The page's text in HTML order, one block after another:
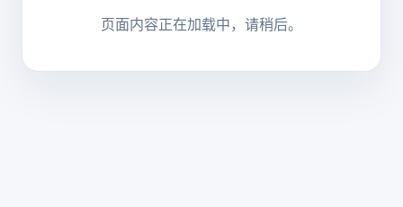
页面内容正在加载中，请稍后。